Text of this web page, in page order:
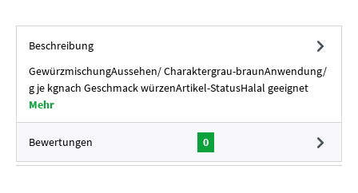
Beschreibung
GewürzmischungAussehen/ Charaktergrau-braunAnwendung/
g je kgnach Geschmack würzenArtikel-StatusHalal geeignet
Mehr
Bewertungen 0